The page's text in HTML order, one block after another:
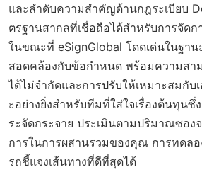
และลำดับความสำคัญด้านกฎระเบียบ
ตรฐานสากลที่เชื่อถือได้สำหรับการจัด
ในขณะที่ eSignGlobal โดดเด่นในฐา
สอดคล้องกับข้อกำหนด พร้อมความสา
ได้ไม่จำกัดและการปรับให้เหมาะสมกับ
ะอย่างยิ่งสำหรับทีมที่ใส่ใจเรื่องต้นทุน
ระจัดกระจาย ประเมินตามปริมาณซอง
การในการผสานรวมของคุณ การทดลอ
รถชี้แจงเส้นทางที่ดีที่สุดได้